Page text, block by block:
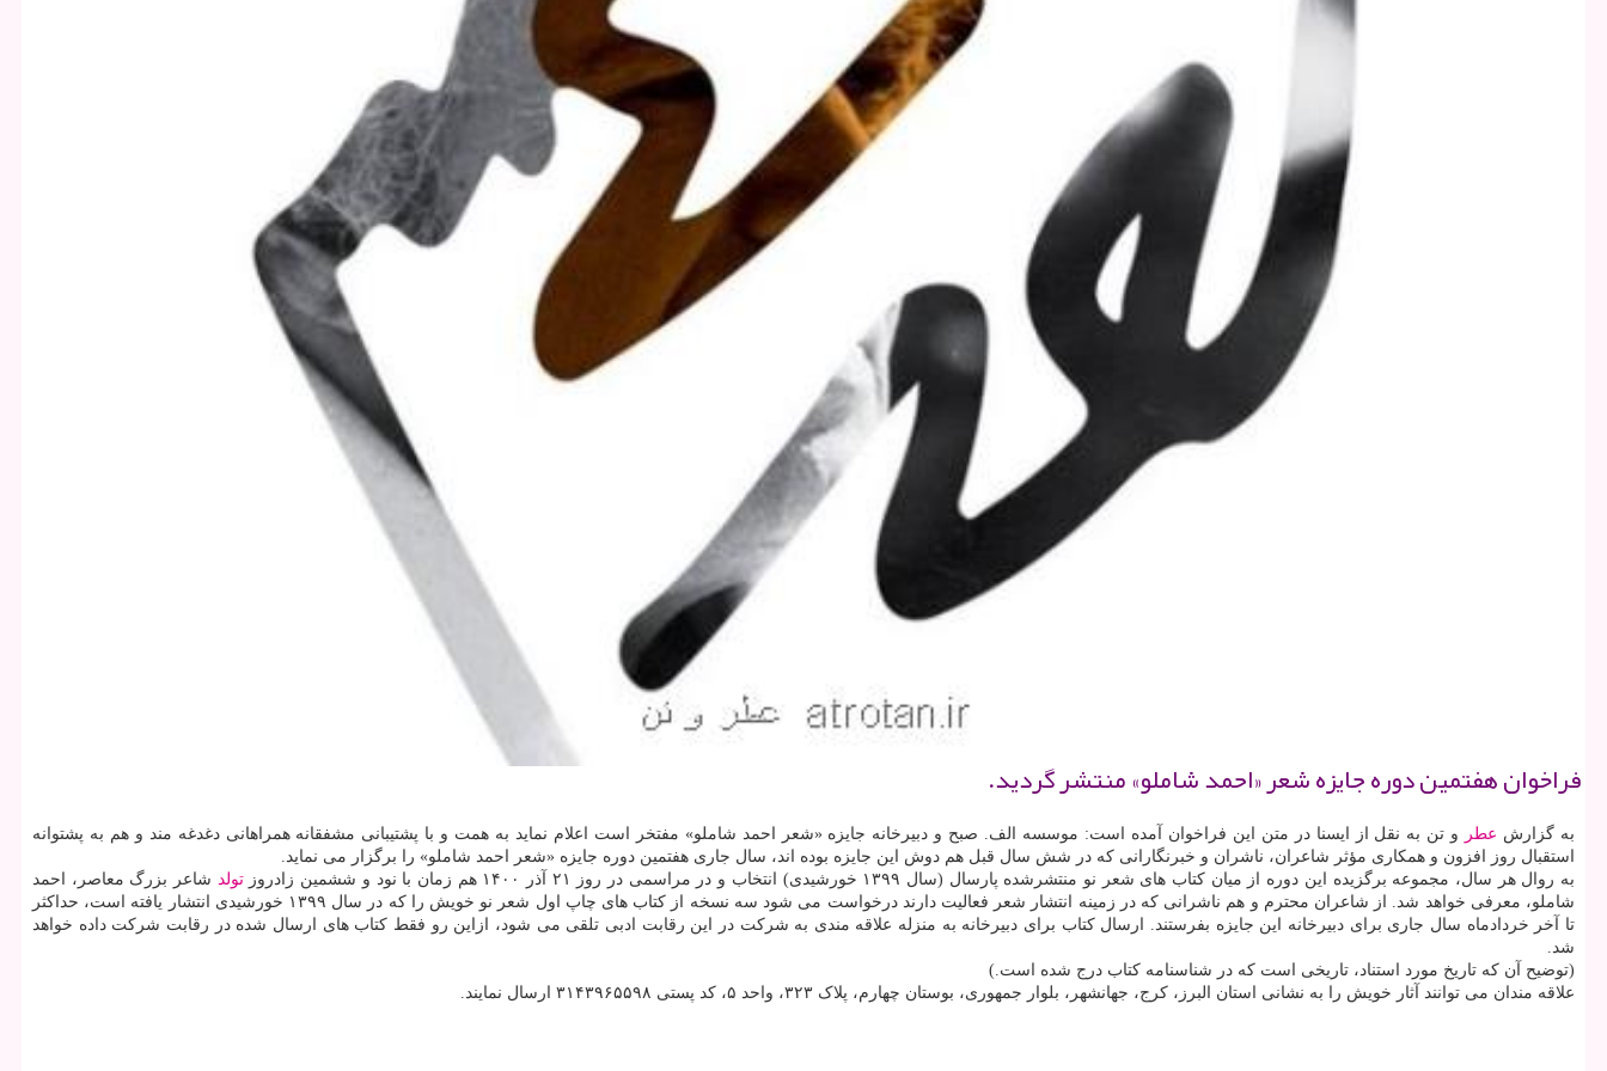
فراخوان هفتمین دوره جایزه شعر «احمد شاملو» منتشر گردید.
به گزارش عطر
و تن به نقل از ایسنا در متن این فراخوان آمده است: موسسه الف. صبح و دبیرخانه جایزه «شعر احمد شاملو» مفتخر است اعلام نماید به همت و با پشتیبانی مشفقانه همراهانی دغدغه مند و هم به پشتوانه
استقبال روز افزون و همکاری مؤثر شاعران، ناشران و خبرنگارانی که در شش سال قبل هم دوش این جایزه بوده اند، سال جاری هفتمین دوره جایزه «شعر احمد شاملو» را برگزار می نماید.
به روال هر سال، مجموعه برگزیده این دوره از میان کتاب های شعر نو منتشرشده پارسال (سال ۱۳۹۹ خورشیدی) انتخاب و در مراسمی در روز ۲۱ آذر ۱۴۰۰ هم زمان با نود و ششمین زادروز
تولد شاعر بزرگ معاصر، احمد
شاملو، معرفی خواهد شد. از شاعران محترم و هم ناشرانی که در زمینه انتشار شعر فعالیت دارند درخواست می شود سه نسخه از کتاب های چاپ اول شعر نو خویش را که در سال ۱۳۹۹ خورشیدی انتشار یافته است، حداکثر
تا آخر خردادماه سال جاری برای دبیرخانه این جایزه بفرستند. ارسال کتاب برای دبیرخانه به منزله علاقه مندی به شرکت در این رقابت ادبی تلقی می شود، ازاین رو فقط کتاب های ارسال شده در رقابت شرکت داده خواهد
شد.
(توضیح آن که تاریخ مورد استناد، تاریخی است که در شناسنامه کتاب درج شده است.)
علاقه مندان می توانند آثار خویش را به نشانی استان البرز، کرج، جهانشهر، بلوار جمهوری، بوستان چهارم، پلاک ۳۲۳، واحد ۵، کد پستی ۳۱۴۳۹۶۵۵۹۸ ارسال نمایند.